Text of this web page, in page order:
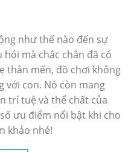
như thế nào đến sự
mà chắc chắn đã có
thân mến, đồ chơi không
với con. Nó còn mang
trí tuệ và thể chất của
ưu điểm nổi bật khi cho
khảo nhé!